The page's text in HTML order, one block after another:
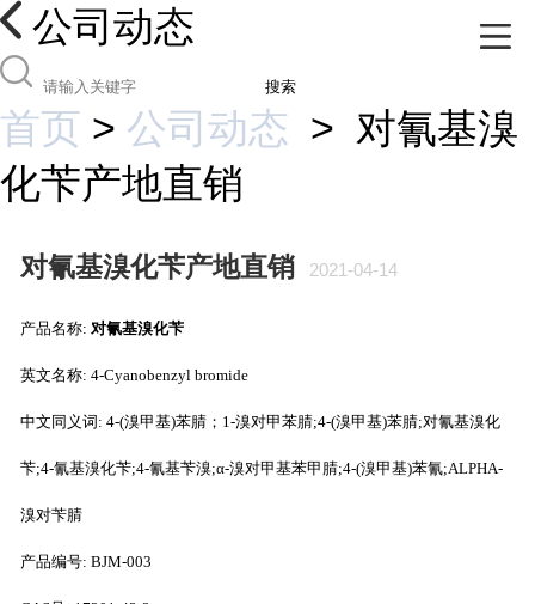
公司动态
搜索
首页 > 公司动态 > 对氰基溴
化苄产地直销
对氰基溴化苄产地直销 2021-04-14
产品名称: 对氰基溴化苄
英文名称: 4-Cyanobenzyl bromide
中文同义词: 4-(溴甲基)苯腈；1-溴对甲苯腈;4-(溴甲基)苯腈;对氰基溴化
苄;4-氰基溴化苄;4-氰基苄溴;α-溴对甲基苯甲腈;4-(溴甲基)苯氰;ALPHA-
溴对苄腈
产品编号: BJM-003